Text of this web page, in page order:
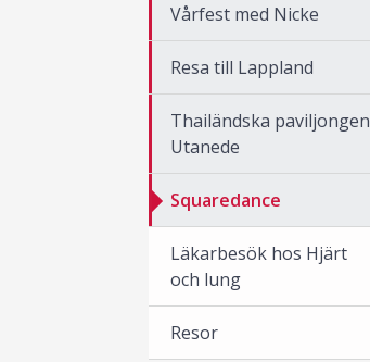
Vårfest med Nicke
Resa till Lappland
Thailändska paviljongen
Utanede
Squaredance
Läkarbesök hos Hjärt
och lung
Resor